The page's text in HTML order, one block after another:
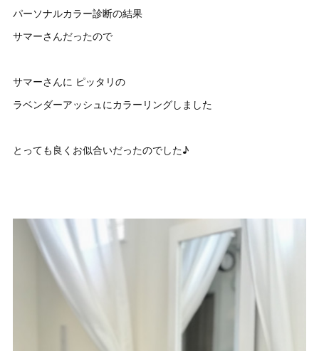
パーソナルカラー診断の結果
サマーさんだったので
サマーさんに ピッタリの
ラベンダーアッシュにカラーリングしました
とっても良くお似合いだったのでした♪